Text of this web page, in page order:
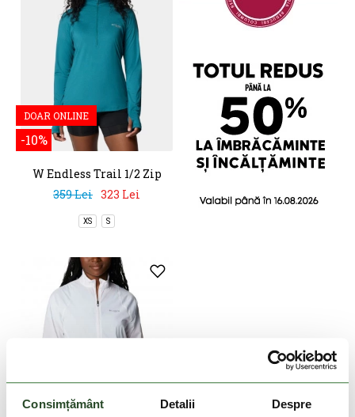
Consimțământ Detalii Despre
DOAR ONLINE
-10%
W Endless Trail 1/2 Zip
Mesh Long Sleev
359 Lei 323 Lei
XS S